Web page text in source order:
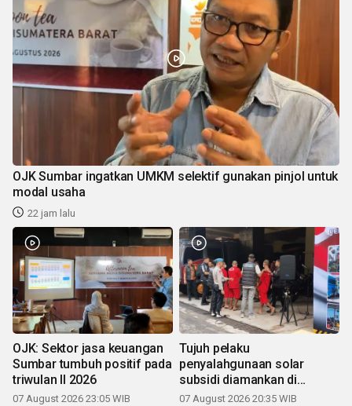
OJK Sumbar ingatkan UMKM selektif gunakan pinjol untuk
modal usaha
22 jam lalu
OJK: Sektor jasa keuangan
Sumbar tumbuh positif pada
triwulan II 2026
07 August 2026 23:05 WIB
Tujuh pelaku
penyalahgunaan solar
subsidi diamankan di
Sumbar
07 August 2026 20:35 WIB